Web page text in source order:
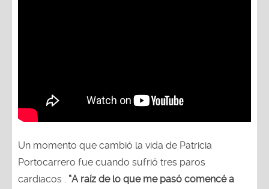
Un momento que cambió la vida de Patricia
Portocarrero fue cuando sufrió tres paros
cardiacos . “A raíz de lo que me pasó comencé a